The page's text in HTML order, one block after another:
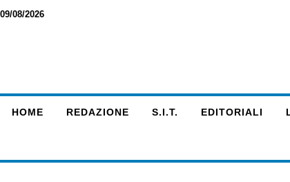
09/08/2026
HOME REDAZIONE S.I.T. EDITORIALI